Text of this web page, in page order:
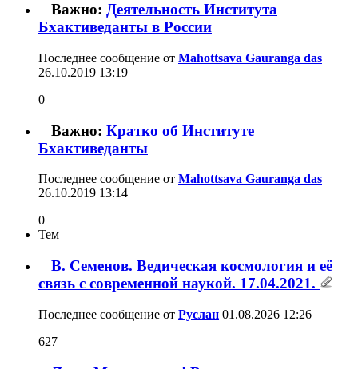
Важно: Деятельность Института
Бхактиведанты в России
Последнее сообщение от Mahottsava Gauranga das
26.10.2019 13:19
0
Важно: Кратко об Институте
Бхактиведанты
Последнее сообщение от Mahottsava Gauranga das
26.10.2019 13:14
0
Тем
В. Семенов. Ведическая космология и её
связь с современной наукой. 17.04.2021.
Последнее сообщение от Руслан 01.08.2026 12:26
627